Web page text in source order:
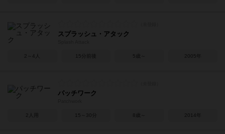
スプラッシュ・アタック
2～4人 15分前後 5歳～ 2005年
パッチワーク
2人用 15～30分 8歳～ 2014年